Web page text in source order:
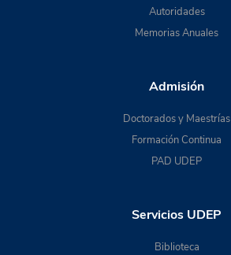
Autoridades
Memorias Anuales
Admisión
Doctorados y Maestrías
Formación Continua
PAD UDEP
Servicios UDEP
Biblioteca